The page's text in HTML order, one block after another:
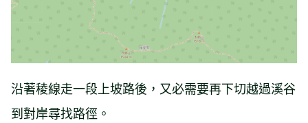
沿著稜線走一段上坡路後，又必需要再下切越過溪谷
到對岸尋找路徑。